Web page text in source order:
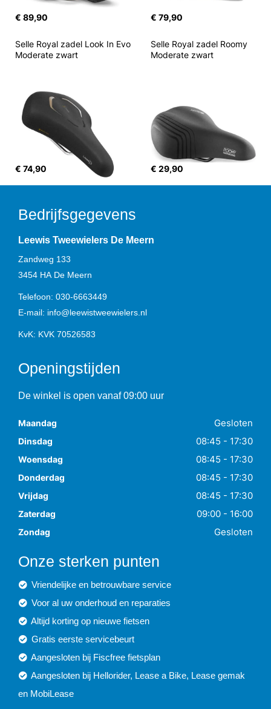
€ 89,90 € 79,90
Selle Royal zadel Look In Evo
Moderate zwart
€ 74,90
Selle Royal zadel Roomy
Moderate zwart
€ 29,90
Bedrijfsgegevens
Leewis Tweewielers De Meern
Zandweg 133
3454 HA De Meern
Telefoon: 030-6663449
E-mail: info@leewistweewielers.nl
KvK: KVK 70526583
Openingstijden
De winkel is open vanaf 09:00 uur
Maandag Gesloten
Dinsdag 08:45 - 17:30
Woensdag 08:45 - 17:30
Donderdag 08:45 - 17:30
Vrijdag 08:45 - 17:30
Zaterdag 09:00 - 16:00
Zondag Gesloten
Onze sterken punten
Vriendelijke en betrouwbare service
Voor al uw onderhoud en reparaties
Altijd korting op nieuwe fietsen
Gratis eerste servicebeurt
Aangesloten bij Fiscfree fietsplan
Aangesloten bij Hellorider, Lease a Bike, Lease gemak
en MobiLease